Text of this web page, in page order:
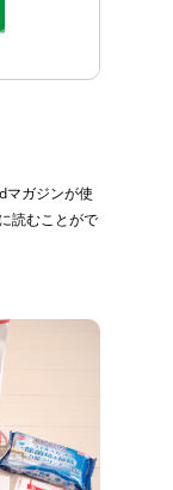
マガジンが使
読むことがで